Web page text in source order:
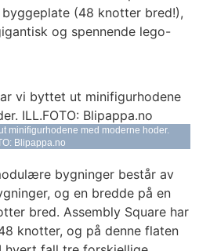
(48 knotter bred!),
og spennende lego-
bygninger består av
og en bredde på en
bred. Assembly Square har
knotter, og på denne flaten
minifigurhodene med moderne hoder.
Blipappa.no